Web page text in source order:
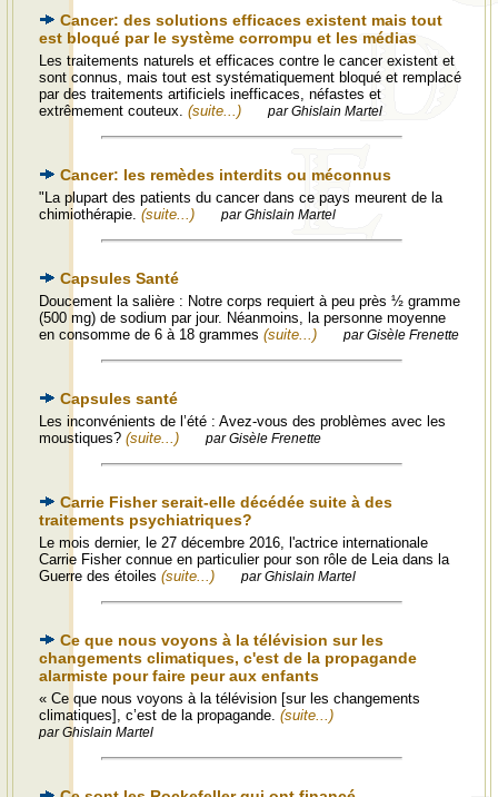
Cancer: des solutions efficaces existent mais tout
est bloqué par le système corrompu et les médias
Les traitements naturels et efficaces contre le cancer existent et
sont connus, mais tout est systématiquement bloqué et remplacé
par des traitements artificiels inefficaces, néfastes et
extrêmement couteux. (suite...) par Ghislain Martel
Cancer: les remèdes interdits ou méconnus
"La plupart des patients du cancer dans ce pays meurent de la
chimiothérapie. (suite...) par Ghislain Martel
Capsules Santé
Doucement la salière : Notre corps requiert à peu près ½ gramme
(500 mg) de sodium par jour. Néanmoins, la personne moyenne
en consomme de 6 à 18 grammes (suite...) par Gisèle Frenette
Capsules santé
Les inconvénients de l’été : Avez-vous des problèmes avec les
moustiques? (suite...) par Gisèle Frenette
Carrie Fisher serait-elle décédée suite à des
traitements psychiatriques?
Le mois dernier, le 27 décembre 2016, l'actrice internationale
Carrie Fisher connue en particulier pour son rôle de Leia dans la
Guerre des étoiles (suite...) par Ghislain Martel
Ce que nous voyons à la télévision sur les
changements climatiques, c'est de la propagande
alarmiste pour faire peur aux enfants
« Ce que nous voyons à la télévision [sur les changements
climatiques], c’est de la propagande. (suite...)
par Ghislain Martel